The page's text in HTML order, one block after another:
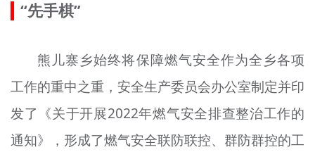
北京宣传文化引导基金
宣传思想文化人才
专题
+
“先手棋”
熊儿寨乡始终将保障燃气安全作为全乡各项
工作的重中之重，安全生产委员会办公室制定并印
发了《关于开展2022年燃气安全排查整治工作的
通知》，形成了燃气安全联防联控、群防群控的工